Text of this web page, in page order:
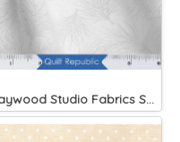
Maywood Studio Fabrics Solitaire Whites